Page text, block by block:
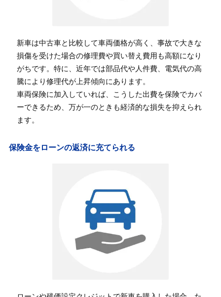
新車は中古車と比較して車両価格が高く、事故で大きな
損傷を受けた場合の修理費や買い替え費用も高額になり
がちです。特に、近年では部品代や人件費、電気代の高
騰により修理代が上昇傾向にあります。
車両保険に加入していれば、こうした出費を保険でカバ
ーできるため、万が一のときも経済的な損失を抑えられ
ます。
保険金をローンの返済に充てられる